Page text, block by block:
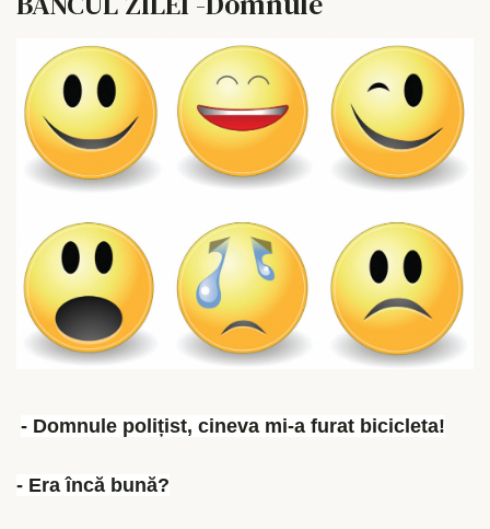
- Domnule polițist, cineva mi-a furat bicicleta!
- Era încă bună?